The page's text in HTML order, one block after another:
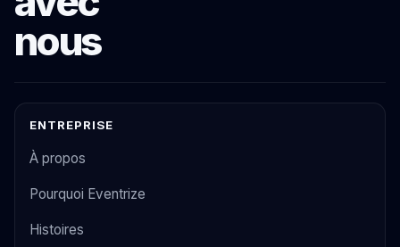
nous
ENTREPRISE
À propos
Pourquoi Eventrize
Histoires